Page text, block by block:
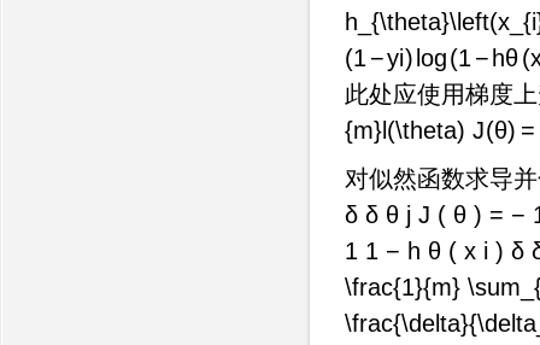
(1 −yi) log(1 − hθ (
此处应使用梯度
{m}l(\theta) J(θ) =
对似然函数求导
δ δ θ j J ( θ ) = −
1 1 − h θ ( x i ) δ
\frac{1}{m}